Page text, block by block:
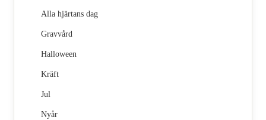
Alla hjärtans dag
Gravvård
Halloween
Kräft
Jul
Nyår